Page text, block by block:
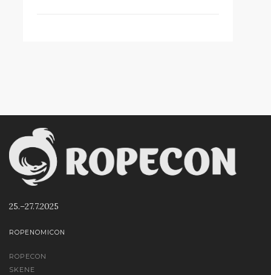
25.–27.7.2025
ROPENOMICON
ROPECON
SKENE